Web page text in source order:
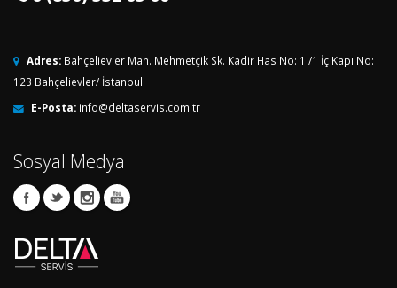
Adres: Bahçelievler Mah. Mehmetçik Sk. Kadir Has No: 1 /1 İç Kapı No:
123 Bahçelievler/ İstanbul
E-Posta: info@deltaservis.com.tr
Sosyal Medya